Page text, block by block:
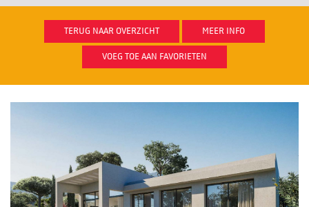
TERUG NAAR OVERZICHT MEER INFO
VOEG TOE AAN FAVORIETEN